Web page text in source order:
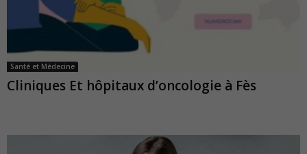
Santé et Médecine
Cliniques Et hôpitaux d’oncologie à Fès